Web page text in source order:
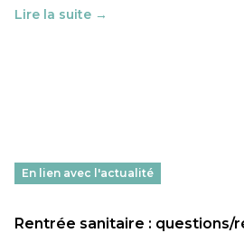
Lire la suite →
En lien avec l'actualité
Rentrée sanitaire : questions/